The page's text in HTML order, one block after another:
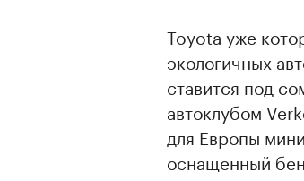
Toyota уже
экологичных
ставится под
автоклубом
для Европы
оснащенный